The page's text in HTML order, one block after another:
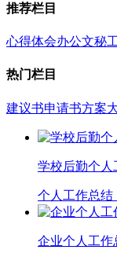
推荐栏目
心得体会办公文秘
热门栏目
建议书申请书方案
学校后勤个人
个人工作总结
企业个人工作